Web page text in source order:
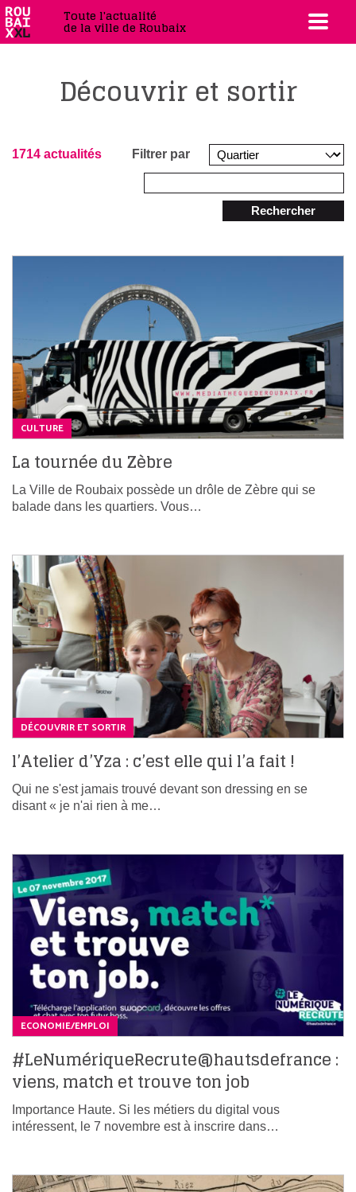
Toute l'actualité
de la ville de Roubaix
Découvrir et sortir
1714 actualités Filtrer par
Rechercher
CULTURE
La tournée du Zèbre
La Ville de Roubaix possède un drôle de Zèbre qui se
balade dans les quartiers. Vous…
DÉCOUVRIR ET SORTIR
l’Atelier d’Yza : c’est elle qui l’a fait !
Qui ne s'est jamais trouvé devant son dressing en se
disant « je n'ai rien à me…
ECONOMIE/EMPLOI
#LeNumériqueRecrute@hautsdefrance :
viens, match et trouve ton job
Importance Haute. Si les métiers du digital vous
intéressent, le 7 novembre est à inscrire dans…